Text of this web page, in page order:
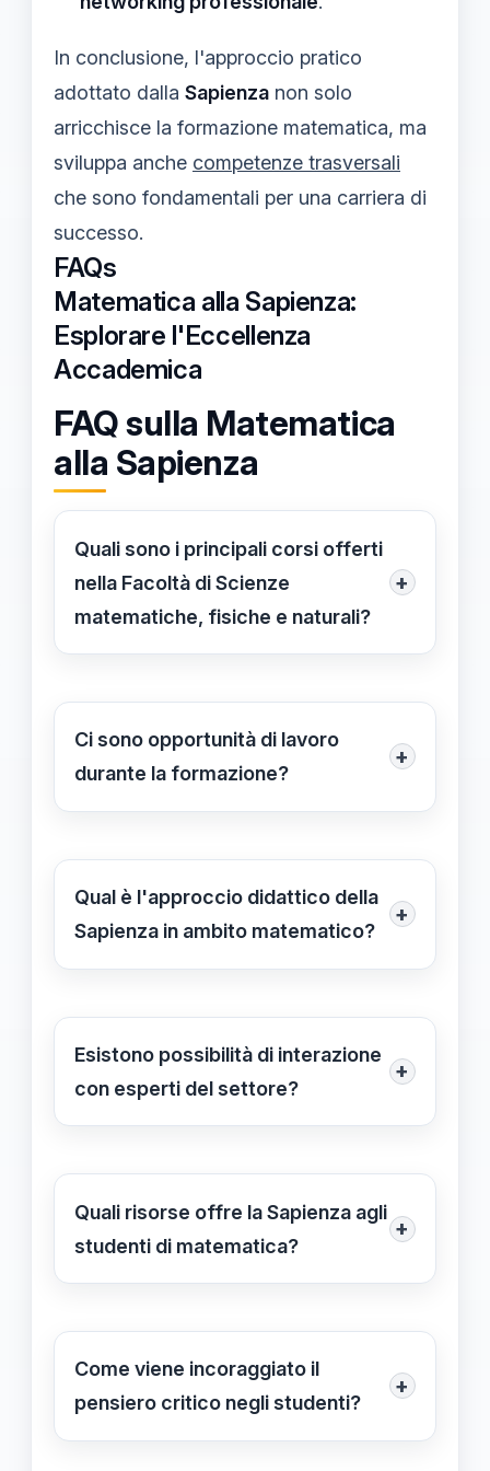
In conclusione, l'approccio pratico
adottato dalla Sapienza non solo
arricchisce la formazione matematica, ma
sviluppa anche competenze trasversali
che sono fondamentali per una carriera di
successo.
FAQs
Matematica alla Sapienza:
Esplorare l'Eccellenza
Accademica
FAQ sulla Matematica
alla Sapienza
Quali sono i principali corsi offerti
nella Facoltà di Scienze
matematiche, fisiche e naturali?
+
La Facoltà offre un'ampia varietà di
statistica, teoria dei numeri e analisi
matematica. Questo permette agli
Ci sono opportunità di lavoro
durante la formazione?
+
Sì, la Sapienza collabora con varie
tirocini che consentono agli studenti
di applicare le loro conoscenze in
Qual è l'approccio didattico della
Sapienza in ambito matematico?
+
L'approccio didattico è innovativo e
interattivi, laboratori esperienziali e
progetti di ricerca che stimolano
Esistono possibilità di interazione
con esperti del settore?
+
Certamente. Gli studenti hanno
professori di fama mondiale e
partecipare a progetti di ricerca,
Quali risorse offre la Sapienza agli
studenti di matematica?
+
La Sapienza fornisce accesso a
moderni e tecnologia didattica
avanzata, supportando
Come viene incoraggiato il
pensiero critico negli studenti?
+
Attraverso la partecipazione a